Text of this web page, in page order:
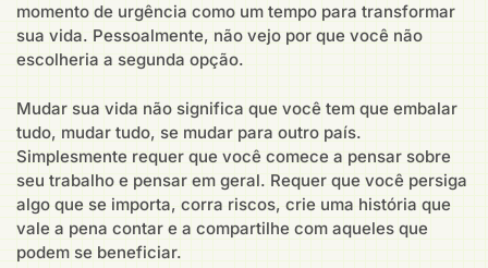
momento de urgência como um tempo para transformar
sua vida. Pessoalmente, não vejo por que você não
escolheria a segunda opção.
Mudar sua vida não significa que você tem que embalar
tudo, mudar tudo, se mudar para outro país.
Simplesmente requer que você comece a pensar sobre
seu trabalho e pensar em geral. Requer que você persiga
algo que se importa, corra riscos, crie uma história que
vale a pena contar e a compartilhe com aqueles que
podem se beneficiar.